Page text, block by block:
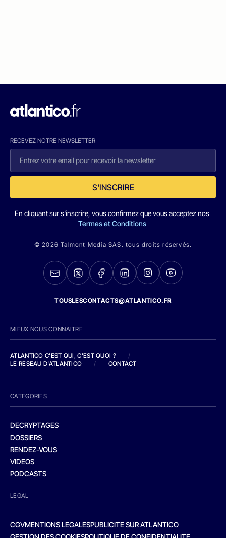
RECEVEZ NOTRE NEWSLETTER
S'INSCRIRE
En cliquant sur s'inscrire, vous confirmez que vous acceptez nos
Termes et Conditions
© 2026 Talmont Media SAS. tous droits réservés.
TOUSLESCONTACTS@ATLANTICO.FR
MIEUX NOUS CONNAITRE
ATLANTICO C'EST QUI, C'EST QUOI ?
/
LE RESEAU D'ATLANTICO
/ CONTACT
CATEGORIES
DECRYPTAGES
DOSSIERS
RENDEZ-VOUS
VIDEOS
PODCASTS
LEGAL
CGVMENTIONS LEGALESPUBLICITE SUR ATLANTICO